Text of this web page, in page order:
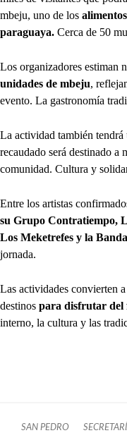
mbeju, uno de los
paraguaya. Cerca de 50
Los organizadores estiman
unidades de mbeju,
evento. La gastronomía
La actividad también tendrá
recaudado será destinado a
comunidad. Cultura y
Entre los artistas
su Grupo Contratiempo,
Los Meketrefes y la
jornada.
Las actividades convierten
destinos para disfrutar del
interno, la cultura y las
SAN PEDRO